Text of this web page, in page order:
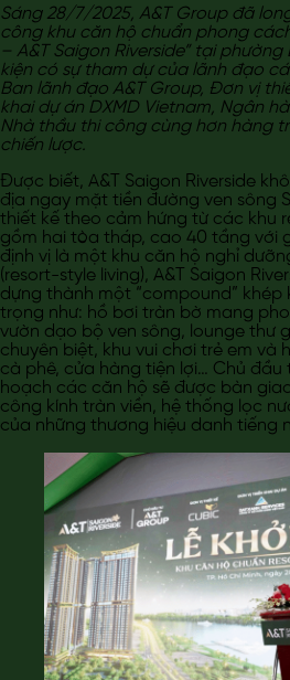
Sáng 28/7/2025, A&T Group đã
công khu căn hộ chuẩn phong
– A&T Saigon Riverside” tại phường
kiện có sự tham dự của lãnh đạo
Ban lãnh đạo A&T Group, Đơn vị
khai dự án DXMD Vietnam, Ngân
Nhà thầu thi công cùng hơn hàng
chiến lược.
Được biết, A&T Saigon Riverside
địa ngay mặt tiền đường ven sông
thiết kế theo cảm hứng từ các khu
gồm hai tòa tháp, cao 40 tầng với
định vị là một khu căn hộ nghỉ
(resort-style living), A&T Saigon
dựng thành một “compound” khép
trọng như: hồ bơi tràn bờ mang
vườn dạo bộ ven sông, lounge thư
chuyên biệt, khu vui chơi trẻ em và
cà phê, cửa hàng tiện lợi… Chủ
hoạch các căn hộ sẽ được bàn
công kính tràn viền, hệ thống lọc
của những thương hiệu danh tiếng